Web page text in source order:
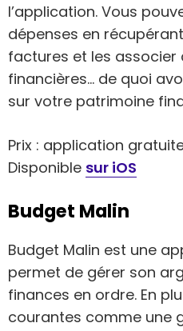
l’application. Vous
dépenses en
factures et les
financières… de quoi
sur votre patrimoine
Prix : application
Disponible sur iOS
Budget Malin
Budget Malin est une
permet de gérer son
finances en ordre. En
courantes comme une